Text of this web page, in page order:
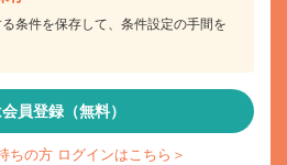
条件を保存して、条件設定の手間を
員登録（無料）
ちの方 ログインはこちら＞